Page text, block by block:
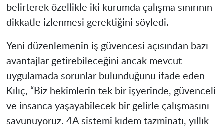
belirterek özellikle iki kurumda çalışma sınırının
dikkatle izlenmesi gerektiğini söyledi.
Yeni düzenlemenin iş güvencesi açısından bazı
avantajlar getirebileceğini ancak mevcut
uygulamada sorunlar bulunduğunu ifade eden
Kılıç, “Biz hekimlerin tek bir işyerinde, güvenceli
ve insanca yaşayabilecek bir gelirle çalışmasını
savunuyoruz. 4A sistemi kıdem tazminatı, yıllık